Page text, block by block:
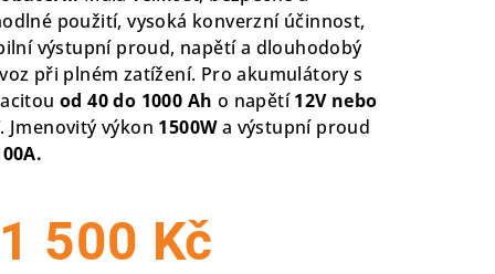
použití, vysoká konverzní účinnost,
výstupní proud, napětí a dlouhodobý
při plném zatížení. Pro akumulátory s
od 40 do 1000 Ah o napětí12V nebo
. Jmenovitý výkon 1500Wa výstupní proud
500 Kč